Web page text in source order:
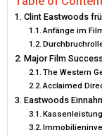
R
)
Clint Eastwoods
Anfänge im
Major Film
The Western
Acclaimed
Eastwoods
Kassenleistung